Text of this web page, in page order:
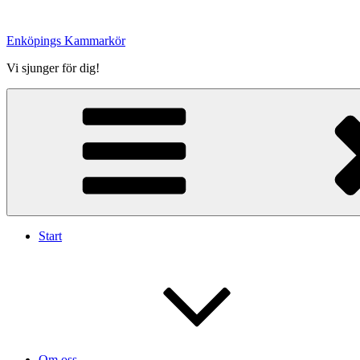
innehåll
Enköpings Kammarkör
Vi sjunger för dig!
Start